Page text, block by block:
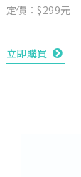
定價： $299元
立即購買